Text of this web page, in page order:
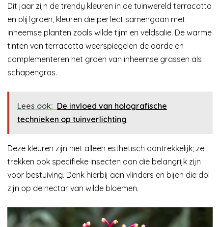
Dit jaar zijn de trendy kleuren in de tuinwereld terracotta
en olijfgroen, kleuren die perfect samengaan met
inheemse planten zoals wilde tijm en veldsalie. De warme
tinten van terracotta weerspiegelen de aarde en
complementeren het groen van inheemse grassen als
schapengras.
Lees ook: De invloed van holografische
technieken op tuinverlichting
Deze kleuren zijn niet alleen esthetisch aantrekkelijk; ze
trekken ook specifieke insecten aan die belangrijk zijn
voor bestuiving. Denk hierbij aan vlinders en bijen die dol
zijn op de nectar van wilde bloemen.